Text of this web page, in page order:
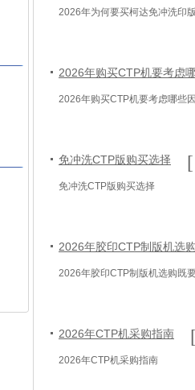
2026年为何要买柯达免冲洗印
2026年购买CTP机要考虑
2026年购买CTP机要考虑哪些
免冲洗CTP版购买选择
免冲洗CTP版购买选择
2026年胶印CTP制版机选
2026年胶印CTP制版机选购既
2026年CTP机采购指南
2026年CTP机采购指南